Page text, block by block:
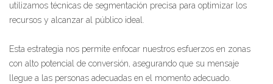
utilizamos técnicas de segmentación precisa para optimizar los
recursos y alcanzar al público ideal.
Esta estrategia nos permite enfocar nuestros esfuerzos en zonas
con alto potencial de conversión, asegurando que su mensaje
llegue a las personas adecuadas en el momento adecuado.